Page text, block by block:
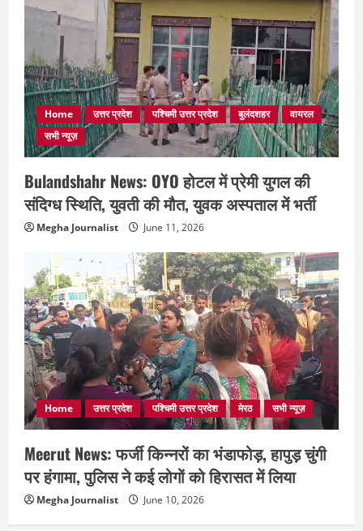
Home उत्तर प्रदेश पश्चिमी उत्तर प्रदेश बुलंदशहर
वायरल
सभी न्यूज़
Bulandshahr News: OYO होटल में प्रेमी युगल की
संदिग्ध स्थिति, युवती की मौत, युवक अस्पताल में भर्ती
Megha Journalist June 11, 2026
Home उत्तर प्रदेश पश्चिमी उत्तर प्रदेश मेरठ सभी न्यूज़
Meerut News: फर्जी किन्नरों का भंडाफोड़, हापुड़ चुंगी
पर हंगामा, पुलिस ने कई लोगों को हिरासत में लिया
Megha Journalist June 10, 2026